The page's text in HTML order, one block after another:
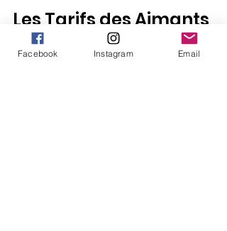
Les Tarifs des Aimants
de 1 à 9 aimants le tarif est de 5 €/pièce
Facebook Instagram Email